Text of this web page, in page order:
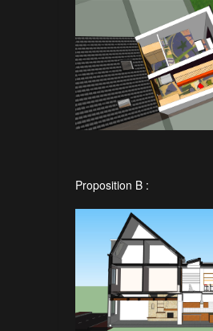
Proposition B :